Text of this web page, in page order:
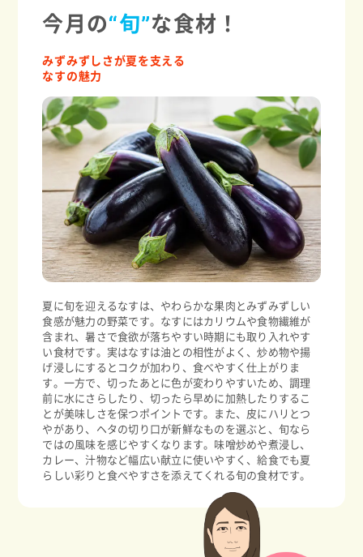
今月の“旬”な食材！
みずみずしさが夏を支える
なすの魅力
夏に旬を迎えるなすは、やわらかな果肉とみずみずしい
食感が魅力の野菜です。なすにはカリウムや食物繊維が
含まれ、暑さで食欲が落ちやすい時期にも取り入れやす
い食材です。実はなすは油との相性がよく、炒め物や揚
げ浸しにするとコクが加わり、食べやすく仕上がりま
す。一方で、切ったあとに色が変わりやすいため、調理
前に水にさらしたり、切ったら早めに加熱したりするこ
とが美味しさを保つポイントです。また、皮にハリとつ
やがあり、ヘタの切り口が新鮮なものを選ぶと、旬なら
ではの風味を感じやすくなります。味噌炒めや煮浸し、
カレー、汁物など幅広い献立に使いやすく、給食でも夏
らしい彩りと食べやすさを添えてくれる旬の食材です。